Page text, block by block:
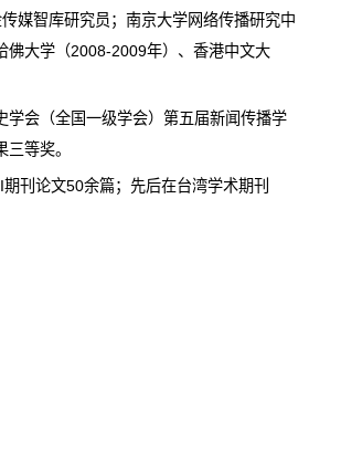
媒智库研究员； 南京大学网络传播研究中
佛大学（2008-2009年）、香港中文大
学会（全国一级学会）第五届新闻传播学
等奖。
期刊论文50余篇；先后在台湾学术期刊